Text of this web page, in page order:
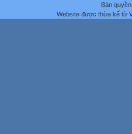
Bản
Website được thừa kế từ